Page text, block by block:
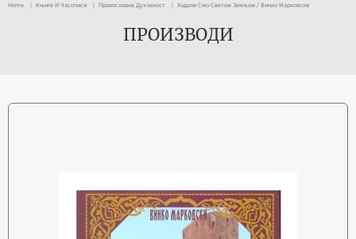
Home Књиге И Часописи Православна Духовност Ходали Смо Светом Земљом / Винко Марковски
ПРОИЗВОДИ